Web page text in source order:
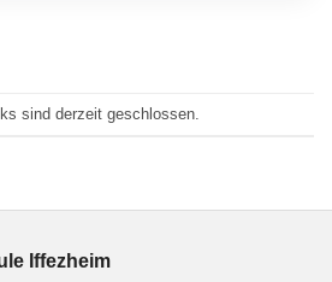
sind derzeit geschlossen.
Iffezheim